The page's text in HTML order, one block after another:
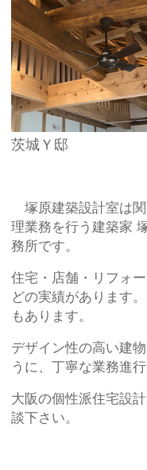
茨城Ｙ邸
塚原建築設計室は
理業務を行う建築家
務所です。
住宅・店舗・リフォ
どの実績があります
もあります。
デザイン性の高い建
うに、丁寧な業務進
大阪の個性派住宅設
談下さい。